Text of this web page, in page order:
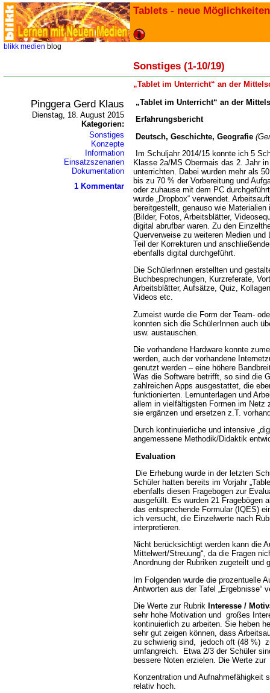
Tablets - neue Möglichkeiten
blikk medien blog
Sonstiges (1-10/19)
Tablet im Unterricht“ an der
Pinggera Gerd Klaus
Dienstag, 18. August 2015
Kategorien:
Sonstiges
Konzepte
Information
Einsatzszenarien
Dokumentation
1 Kommentar
Tablet im Unterricht“ an der
Erfahrungsbericht
Deutsch, Geschichte, Geografie
Im Schuljahr 2014/15 konnte ich 5
Klasse 2a/MS Obermais das 2. Jahr
unterrichten. Dabei wurden mehr als
bis zu 70 % der Vorbereitung und
oder zuhause mit dem PC
wurde „Dropbox“ verwendet.
bereitgestellt, genauso wie
(Bilder, Fotos, Arbeitsblätter,
digital abrufbar waren. Zu den
Querverweise zu weiteren Medien
Teil der Korrekturen und
ebenfalls digital durchgeführt.
Die SchülerInnen erstellten und
Buchbesprechungen, Kurzreferate,
Arbeitsblätter, Aufsätze, Quiz,
Videos etc.
Zumeist wurde die Form der Team-
konnten sich die SchülerInnen auch
usw. austauschen.
Die vorhandene Hardware konnte
werden, auch der vorhandene
genutzt werden – eine höhere
Was die Software betrifft, so sind die
zahlreichen Apps ausgestattet, die
funktionierten. Lernunterlagen und
allem in vielfältigsten Formen im Netz
sie ergänzen und ersetzen z.T.
Durch kontinuierliche und intensive
angemessene Methodik/Didaktik
Evaluation
Die Erhebung wurde in der letzten
Schüler hatten bereits im Vorjahr
ebenfalls diesen Fragebogen zur
ausgefüllt. Es wurden 21 Fragebögen
das entsprechende Formular (IQES)
ich versucht, die Einzelwerte nach
interpretieren.
Nicht berücksichtigt werden kann die
Mittelwert/Streuung“, da die Fragen
Anordnung der Rubriken zugeteilt und
Im Folgenden wurde die prozentuelle
Antworten aus der Tafel „Ergebnisse“
Die Werte zur Rubrik Interesse /
sehr hohe Motivation und großes
kontinuierlich zu arbeiten. Sie heben
sehr gut zeigen können, dass
zu schwierig sind, jedoch oft (48 %)
umfangreich. Etwa 2/3 der Schüler
bessere Noten erzielen. Die Werte zur
Konzentration und Aufnahmefähigkeit
relativ hoch.